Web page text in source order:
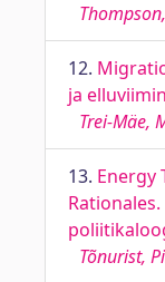
12.
ja
Trei-Mäe,
13. Energy
Tõnurist,